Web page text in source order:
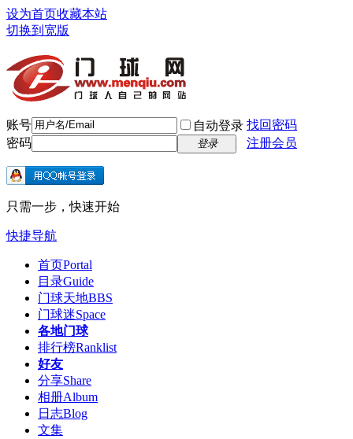
设为首页收藏本站
切换到宽版
账号 自动登录 找回密码
密码
登录 注册会员
只需一步，快速开始
快捷导航
首页Portal
目录Guide
门球天地BBS
门球迷Space
各地门球
排行榜Ranklist
好友
分享Share
相册Album
日志Blog
文集